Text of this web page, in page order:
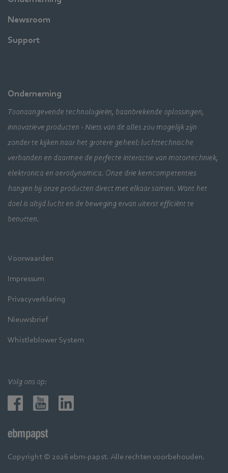
Newsroom
Support
Onderneming
Toonaangevende technologieën, baanbrekende oplossingen,
innovatieve producten - Niets van dit alles zou mogelijk zijn
zonder te kijken naar het grotere geheel: luchttechnische
verbanden en daarmee de perfecte interactie van motortechniek,
elektronica en aerodynamica. Onze drie kerncompetenties
hangen bij onze producten direct met elkaar samen. Want het
doel is altijd lucht en de beweging ervan uiterst efficiënt te
benutten.
Voorwaarden
Impressum
Privacyverklaring
Nieuwsbrief
Whistleblower System
Volg ons op:
Copyright © 2026 ebm-papst. Alle rechten voorbehouden.